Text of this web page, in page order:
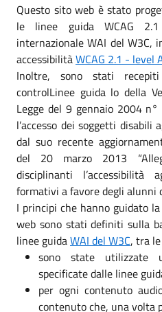
Questo sito web è stato
le linee guida WCAG
internazionale WAI del W3C,
accessibilitàWCAG 2.1 - level
Inoltre, sono stati
controlLinee guida lo della
Legge del 9 gennaio 2004
l’accesso dei soggetti
dal suo recente
del 20 marzo 2013
disciplinanti
formativi a favore degli alunni
I principi che hanno guidato
web sono stati definiti sulla
linee guidaWAI del W3C, tra
sono state utilizzate
specificate dalle linee
per ogni contenuto
contenuto che, una volta